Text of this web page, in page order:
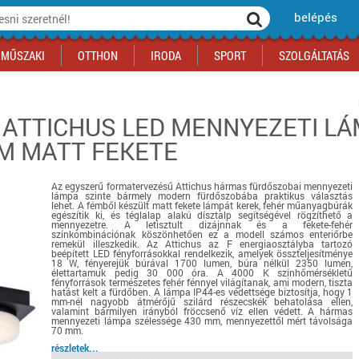
belépés
Sport akciók
Szolgáltatás akciók
Regisztrálj az oldalunkra INGYEN itt ››
Regisztrálj az oldalunkra INGYEN itt ››
MŰSZAKI
Regisztrálj az oldalunkra INGYEN itt ››
OTTHON
Építkezés
Szerszám, barkács, alkatrész
Háziállatok
Bébi
Gyógyászati segédeszköz
Biztonságtechnika
Autó
Ingatlan
Regisztrálj az oldalunkra INGYEN itt ››
IRODA
Regisztrálj az oldalunkra INGYEN itt ››
SPORT
gördeszka, roller
Fitneszközpont
Kocsmasport
Regisztrálj az oldalunkra INGYEN itt ››
SZOLGÁLTATÁS
Regisztrálj az oldalunkra INGYEN itt ››
sütemények
Regisztrálj az oldalunkra INGYEN itt ››
LED MENNYEZETI
MATT FEKETE
Az egyszerű formatervezésű Attichus hármas fürdőszobai mennyezeti
lámpa szinte bármely modern fürdőszobába praktikus választás
lehet. A fémből készült matt fekete lámpát kerek, fehér műanyagbúrák
egészítik ki, és téglalap alakú dísztalp segítségével rögzíthető a
mennyezetre. A letisztult dizájnnak és a fekete-fehér
színkombinációnak köszönhetően ez a modell számos enteriőrbe
remekül illeszkedik. Az Attichus az F energiaosztályba tartozó
beépített LED fényforrásokkal rendelkezik, amelyek összteljesítménye
18 W, fényerejük búrával 1700 lumen, búra nélkül 2350 lumen,
élettartamuk pedig 30 000 óra. A 4000 K színhőmérsékletű
fényforrások természetes fehér fénnyel világítanak, ami modern, tiszta
hatást kelt a fürdőben. A lámpa IP44-es védettsége biztosítja, hogy 1
mm-nél nagyobb átmérőjű szilárd részecskék behatolása ellen,
valamint bármilyen irányból fröccsenő víz ellen védett. A hármas
mennyezeti lámpa szélessége 430 mm, mennyezettől mért távolsága
70 mm.
részletek...